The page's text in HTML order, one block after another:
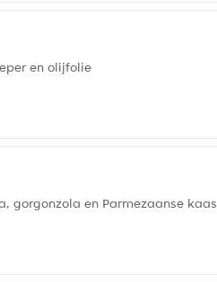
en olijfolie
gorgonzola en Parmezaanse kaas